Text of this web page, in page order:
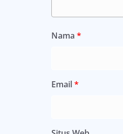
Nama *
Email*